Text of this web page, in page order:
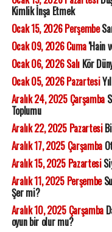
Kimlik İnşa Etmek
Ocak 15, 2026 Perşembe
Ocak 09, 2026 Cuma'Hain
Ocak 06, 2026 SalıKör
Ocak 05, 2026 Pazartesi
Aralık 24, 2025 Çarşamba
Toplumu
Aralık 22, 2025 Pazartesi
Aralık 17, 2025 Çarşamba
Aralık 15, 2025 Pazartesi
Aralık 11, 2025 Perşembe
Şer mi?
Aralık 10, 2025 Çarşamba
oyun bir olur mu?